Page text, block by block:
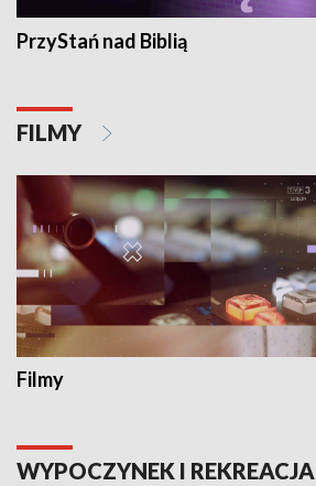
PrzyStań nad Biblią
FILMY
Filmy
WYPOCZYNEK I REKREACJA